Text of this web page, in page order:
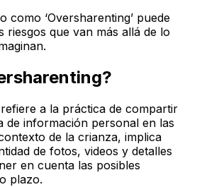
como ‘Oversharenting’ puede
riesgos que van más allá de lo
a la práctica de compartir
de información personal en las
de la crianza, implica
de fotos, videos y detalles
en cuenta las posibles
plazo.